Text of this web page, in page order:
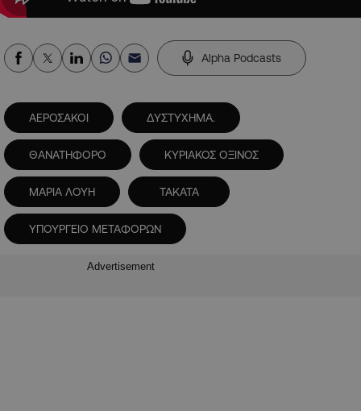
Alpha Podcasts
ΑΕΡΟΣΑΚΟΙ ΔΥΣΤΥΧΗΜΑ.
ΘΑΝΑΤΗΦΟΡΟ ΚΥΡΙΑΚΟΣ ΟΞΙΝΟΣ
ΜΑΡΙΑ ΛΟΥΗ ΤΑΚΑΤΑ
ΥΠΟΥΡΓΕΙΟ ΜΕΤΑΦΟΡΩΝ
Advertisement